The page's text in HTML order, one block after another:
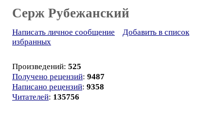
Серж Рубежанский
Написать личное сообщение
Добавить в список
избранных
Произведений: 525
Получено рецензий: 9487
Написано рецензий: 9358
Читателей: 135756